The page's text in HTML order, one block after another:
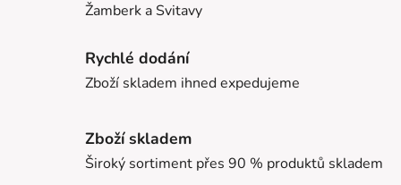
Žamberk a Svitavy
Rychlé dodání
Zboží skladem ihned expedujeme
Zboží skladem
Široký sortiment přes 90 % produktů skladem